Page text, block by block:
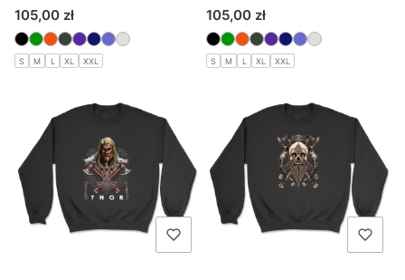
Cena
105,00 zł
S M L XL XXL
Cena
105,00 zł
S M L XL XXL